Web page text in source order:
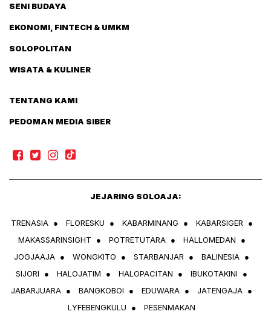
SENI BUDAYA
EKONOMI, FINTECH & UMKM
SOLOPOLITAN
WISATA & KULINER
TENTANG KAMI
PEDOMAN MEDIA SIBER
JEJARING SOLOAJA:
TRENASIA ● FLORESKU ● KABARMINANG ● KABARSIGER
●
MAKASSARINSIGHT
● POTRETUTARA ● HALLOMEDAN
●
JOGJAAJA ● WONGKITO ● STARBANJAR ● BALINESIA ●
SIJORI
● HALOJATIM ● HALOPACITAN ● IBUKOTAKINI
●
JABARJUARA ● BANGKOBOI ● EDUWARA ● JATENGAJA ●
LYFEBENGKULU
● PESENMAKAN